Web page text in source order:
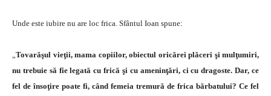
Unde este iubire nu are loc frica. Sfântul Ioan spune:
Tovarăşul vieţii, mama copiilor, obiectul oricărei plăceri şi mulţumiri,
nu trebuie să fie legată cu frică şi cu ameninţări, ci cu dragoste. Dar, ce
fel de însoţire poate fi, când femeia tremură de frica bărbatului? Ce fel